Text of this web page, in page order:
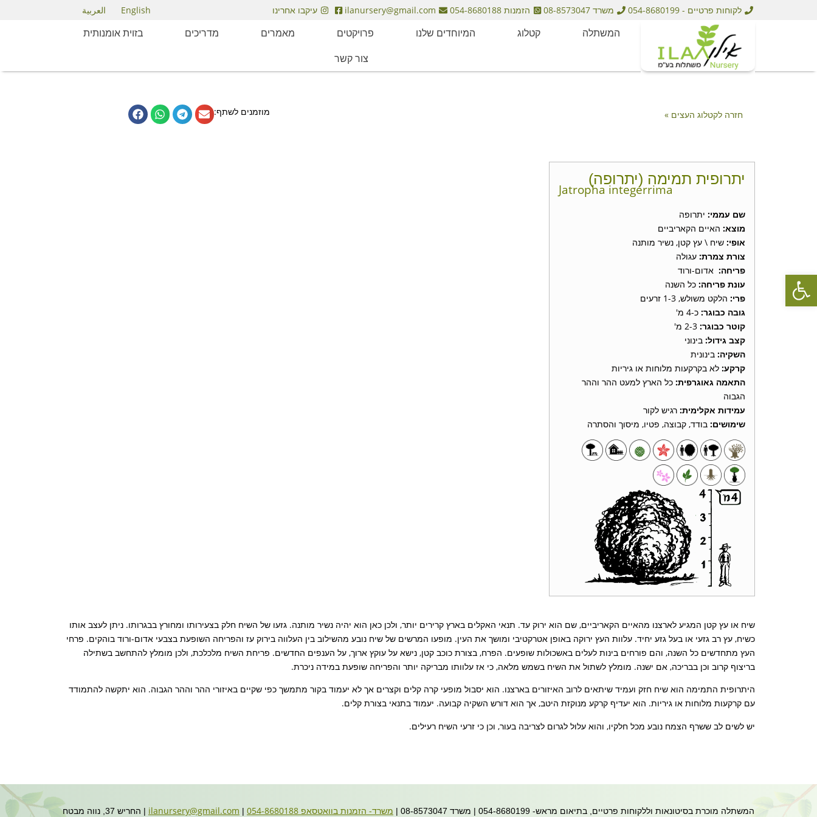
לקוחות פרטיים - 054-8680199 משרד 08-8573047 הזמנות 054-8680188 ilanursery@gmail.com עיקבו אחרינו English العربية
המשתלה קטלוג המיוחדים שלנו פרויקטים מאמרים מדריכים
בזוית אומנותית
צור קשר
חזרה לקטלוג העצים » מוזמנים לשתף:
יתרופית תמימה (יתרופה)
Jatropha integerrima
שם עממי: יתרופה
מוצא: האיים הקאריביים
אופי: שיח \ עץ קטן, נשיר מותנה
צורת צמרת: עגולה
פריחה: אדום-ורוד
עונת פריחה: כל השנה
פרי: הלקט משולש, 1-3 זרעים
גובה כבוגר: כ-4 מ'
קוטר כבוגר:
קצב גידול: בינוני
השקיה: בינונית
קרקע: לא בקרקעות מלוחות או גיריות
התאמה גאוגרפית: כל הארץ למעט ההר וההר
הגבוה
עמידות אקלימית: רגיש לקור
שימושים: בודד, קבוצה, פטיו, מיסוך והסתרה
שיח או עץ קטן המגיע לארצנו מהאיים הקאריביים, שם הוא ירוק עד. תנאי האקלים בארץ קרירים יותר, ולכן כאן הוא יהיה נשיר מותנה. גזעו של השיח חלק בצעירותו ומחורץ בבגרותו. ניתן לעצב אותו
כשיח, עץ רב גזעי או בעל גזע יחיד. עלוות העץ ירוקה באופן אטרקטיבי ומושך את העין. מופעו המרשים של שיח נובע מהשילוב בין העלווה בירוק עז והפריחה השופעת בצבעי אדום-ורוד בוהקים. פרחי
העץ מתחדשים כל השנה, והם פורחים בינות לעלים באשכולות שופעים. הפרח, בצורת כוכב קטן, נישא על עוקץ ארוך, על הענפים החדשים. פריחת השיח מלכלכת, ולכן מומלץ להתחשב בשתילה
בריצוף קרוב וכן בבריכה, אם ישנה. מומלץ לשתול את השיח בשמש מלאה, כי אז עלוותו מבריקה יותר והפריחה שופעת במידה ניכרת.
היתרופית התמימה הוא שיח חזק ועמיד שיתאים לרוב האיזורים בארצנו. הוא יסבול מופעי קרה קלים וקצרים אך לא יעמוד בקור מתמשך כפי שקיים באיזורי ההר וההר הגבוה. הוא יתקשה להתמודד
עם קרקעות מלוחות או גיריות. הוא יעדיף קרקע מנוקזת היטב, אך הוא דורש השקיה קבועה. יעמוד בתנאי בצורת קלים.
יש לשים לב ששרף הצמח נובע מכל חלקיו, והוא עלול לגרום לצריבה בעור, וכן כי זרעי השיח רעילים.
המשתלה מוכרת בסיטונאות וללקוחות פרטיים, בתיאום מראש- 054-8680199 | משרד 08-8573047 | משרד- הזמנות בוואטסאפ 054-8680188 |
ilanursery@gmail.com | החריש 37, נווה מבטח
פתח סרגל נגישות